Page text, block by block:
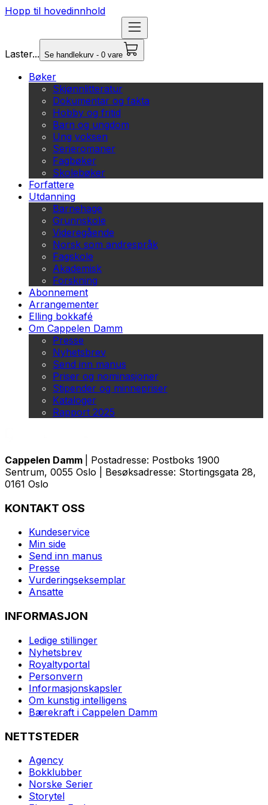
Hopp til hovedinnhold
Laster... Se handlekurv - 0 vare
Bøker
Skjønnlitteratur
Dokumentar og fakta
Hobby og fritid
Barn og ungdom
Ung voksen
Serieromaner
Fagbøker
Skolebøker
Forfattere
Utdanning
Barnehage
Grunnskole
Videregående
Norsk som andrespråk
Fagskole
Akademisk
Forskning
Abonnement
Arrangementer
Elling bokkafé
Om Cappelen Damm
Presse
Nyhetsbrev
Send inn manus
Priser og nominasjoner
Stipender og minnepriser
Kataloger
Rapport 2025
Cappelen Damm
| Postadresse: Postboks 1900
Sentrum, 0055 Oslo | Besøksadresse: Stortingsgata 28,
0161 Oslo
KONTAKT OSS
Kundeservice
Min side
Send inn manus
Presse
Vurderingseksemplar
Ansatte
INFORMASJON
Ledige stillinger
Nyhetsbrev
Royaltyportal
Personvern
Informasjonskapsler
Om kunstig intelligens
Bærekraft i Cappelen Damm
NETTSTEDER
Agency
Bokklubber
Norske Serier
Storytel